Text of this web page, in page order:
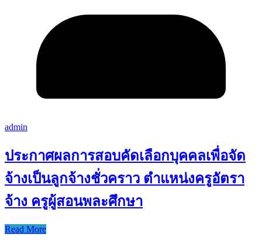
admin
ประกาศผลการสอบคัดเลือกบุคคลเพื่อจัด
จ้างเป็นลูกจ้างชั่วคราว ตำแหน่งครูอัตรา
จ้าง ครูผู้สอนพละศึกษา
Read More